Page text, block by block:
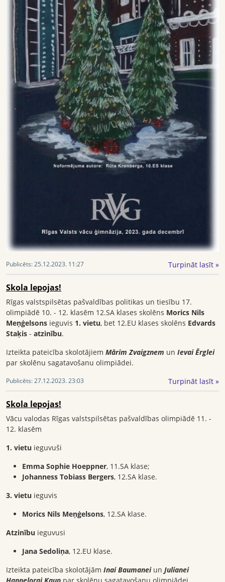
Publicēts:25.12.2023. 11:27 Turpināt lasīt »
Skola lepojas!
Rīgas valstspilsētas pašvaldības politikas un tiesību 17.
olimpiādē 10. - 12. klasēm 12.SA klases skolēns Morics Nils
Meņģelsons ieguvis 1. vietu, bet 12.EU klases skolēns Edvards
Staķis - atzinību.
Izteikta pateicība skolotājiem Mārim Zvaigznem un Ievai Ērglei
par skolēnu sagatavošanu olimpiādei.
Publicēts:27.12.2023. 23:03 Turpināt lasīt »
Skola lepojas!
Vācu valodas Rīgas valstspilsētas pašvaldības olimpiādē 11. -
12. klasēm
1. vietu ieguvuši
Emma Sophie Hoeppner, 11.SA klase;
Johanness Tobiass Bergers, 12.SA klase.
3. vietu ieguvis
Morics Nils Meņģelsons, 12.SA klase.
Atzinību ieguvusi
Jana Sedoliņa, 12.EU klase.
Izteikta pateicība skolotājām Inai Baumaneiun Julianei
Hannelorai Kaup par skolēnu sagatavošanu olimpiādei.